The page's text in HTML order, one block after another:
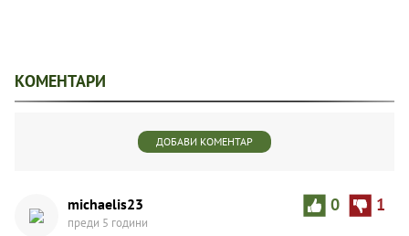
КОМЕНТАРИ
ДОБАВИ КОМЕНТАР
0 1
michaelis23
преди 5 години